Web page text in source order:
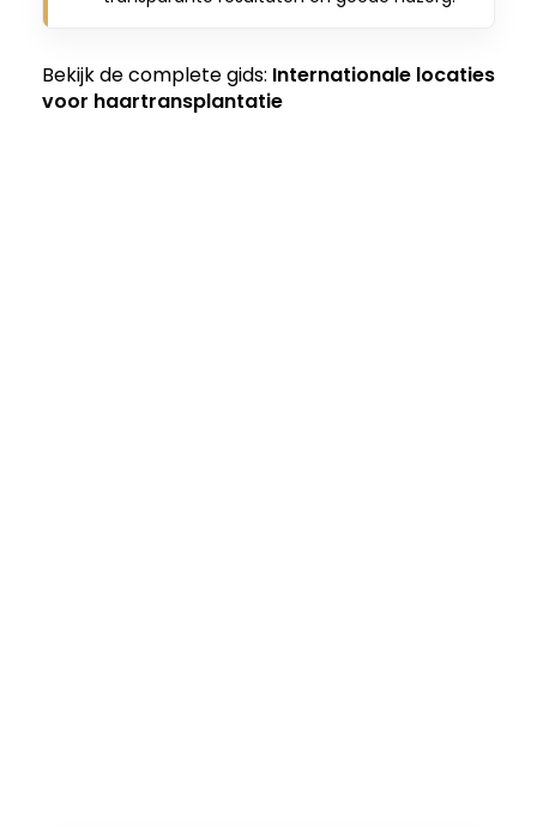
Bekijk de complete gids: Internationale locaties
voor haartransplantatie